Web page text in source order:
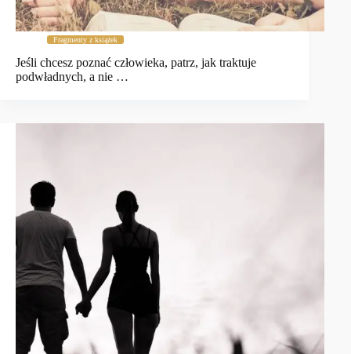
Fragmenty z książek
Jeśli chcesz poznać człowieka, patrz, jak traktuje
podwładnych, a nie …